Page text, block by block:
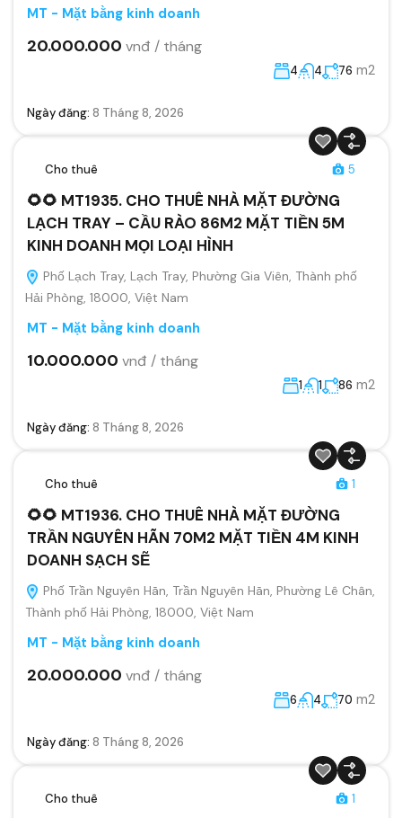
MT - Mặt bằng kinh doanh
20.000.000 vnđ / tháng
4 4 76 m2
Ngày đăng: 8 Tháng 8, 2026
Cho thuê 5
🌻🌻 MT1935. CHO THUÊ NHÀ MẶT ĐƯỜNG
LẠCH TRAY – CẦU RÀO 86M2 MẶT TIỀN 5M
KINH DOANH MỌI LOẠI HÌNH
Phố Lạch Tray, Lạch Tray, Phường Gia Viên, Thành phố
Hải Phòng, 18000, Việt Nam
MT - Mặt bằng kinh doanh
10.000.000 vnđ / tháng
1 1 86 m2
Ngày đăng: 8 Tháng 8, 2026
Cho thuê 1
🌻🌻 MT1936. CHO THUÊ NHÀ MẶT ĐƯỜNG
TRẦN NGUYÊN HÃN 70M2 MẶT TIỀN 4M KINH
DOANH SẠCH SẼ
Phố Trần Nguyên Hãn, Trần Nguyên Hãn, Phường Lê Chân,
Thành phố Hải Phòng, 18000, Việt Nam
MT - Mặt bằng kinh doanh
20.000.000 vnđ / tháng
6 4 70 m2
Ngày đăng: 8 Tháng 8, 2026
Cho thuê 1